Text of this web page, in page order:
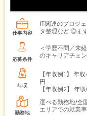
仕事内容
IT関連のプロジ
タ整理など ◎ま
応募条件
＜学歴不問／未
のキャリアチェ
年収
【年収例1】
年
円
【年収例2】
年
勤務地
選べる勤務地/全
エリアでの就業